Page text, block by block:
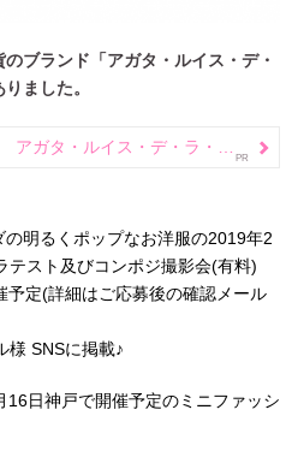
ブランド「アガタ・ルイス・デ・
ました。
ス・デ・ラ・プラダ アウトレット
明るくポップなお洋服の2019年2
テスト及びコンポジ撮影会(有料)
定(詳細はご応募後の確認メール
様 SNSに掲載♪
日神戸で開催予定のミニファッシ